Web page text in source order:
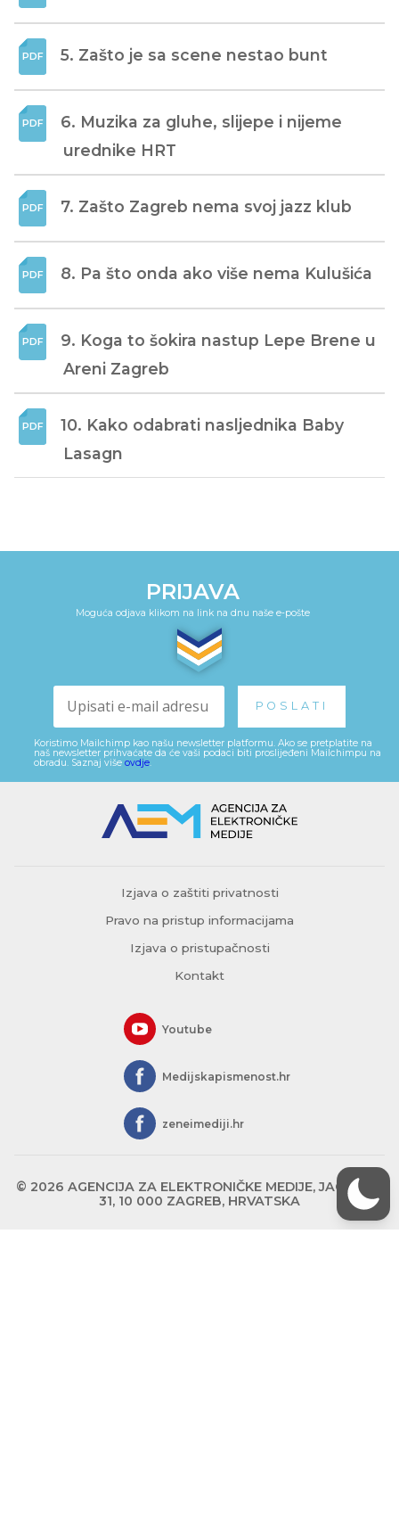
5. Zašto je sa scene nestao bunt
6. Muzika za gluhe, slijepe i nijeme
urednike HRT
7. Zašto Zagreb nema svoj jazz klub
8. Pa što onda ako više nema Kulušića
9. Koga to šokira nastup Lepe Brene u
Areni Zagreb
10. Kako odabrati nasljednika Baby
Lasagn
PRIJAVA
Moguća odjava klikom na link na dnu naše e-pošte
Koristimo Mailchimp kao našu newsletter platformu. Ako se pretplatite na
naš newsletter prihvaćate da će vaši podaci biti proslijeđeni Mailchimpu na
obradu. Saznaj više ovdje
Izjava o zaštiti privatnosti
Pravo na pristup informacijama
Izjava o pristupačnosti
Kontakt
Youtube
Medijskapismenost.hr
zeneimediji.hr
© 2026 AGENCIJA ZA ELEKTRONIČKE MEDIJE, JAGIĆEVA
31, 10 000 ZAGREB, HRVATSKA